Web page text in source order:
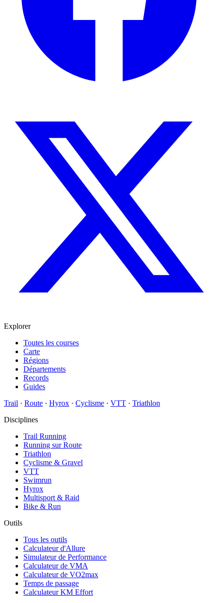
Explorer
Toutes les courses
Carte
Régions
Départements
Records
Guides
Trail · Route · Hyrox · Cyclisme · VTT · Triathlon
Disciplines
Trail Running
Running sur Route
Triathlon
Cyclisme & Gravel
VTT
Swimrun
Hyrox
Multisport & Raid
Bike & Run
Outils
Tous les outils
Calculateur d'Allure
Simulateur de Performance
Calculateur de VMA
Calculateur de VO2max
Temps de passage
Calculateur KM Effort